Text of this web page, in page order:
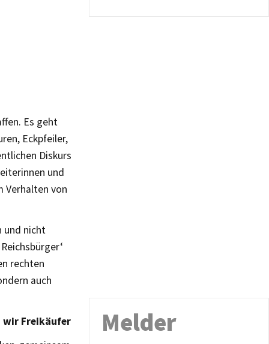
Es geht
Eckpfeiler,
Diskurs
und
Verhalten von
und nicht
rechten
auch
wir Freikäufer
Melder